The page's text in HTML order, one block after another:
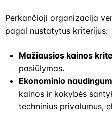
Perkančioji organizacija
pagal nustatytus kriterijus:
Mažiausios kainos
pasiūlymas.
Ekonominio
kainos ir kokybės
techninius privalumus,